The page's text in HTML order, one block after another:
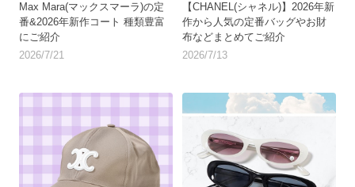
Max Mara(マックスマーラ)の定
番&2026年新作コート 種類豊富
にご紹介
2026/7/21
【CHANEL(シャネル)】2026年新
作から人気の定番バッグやお財
布などまとめてご紹介
2026/7/13